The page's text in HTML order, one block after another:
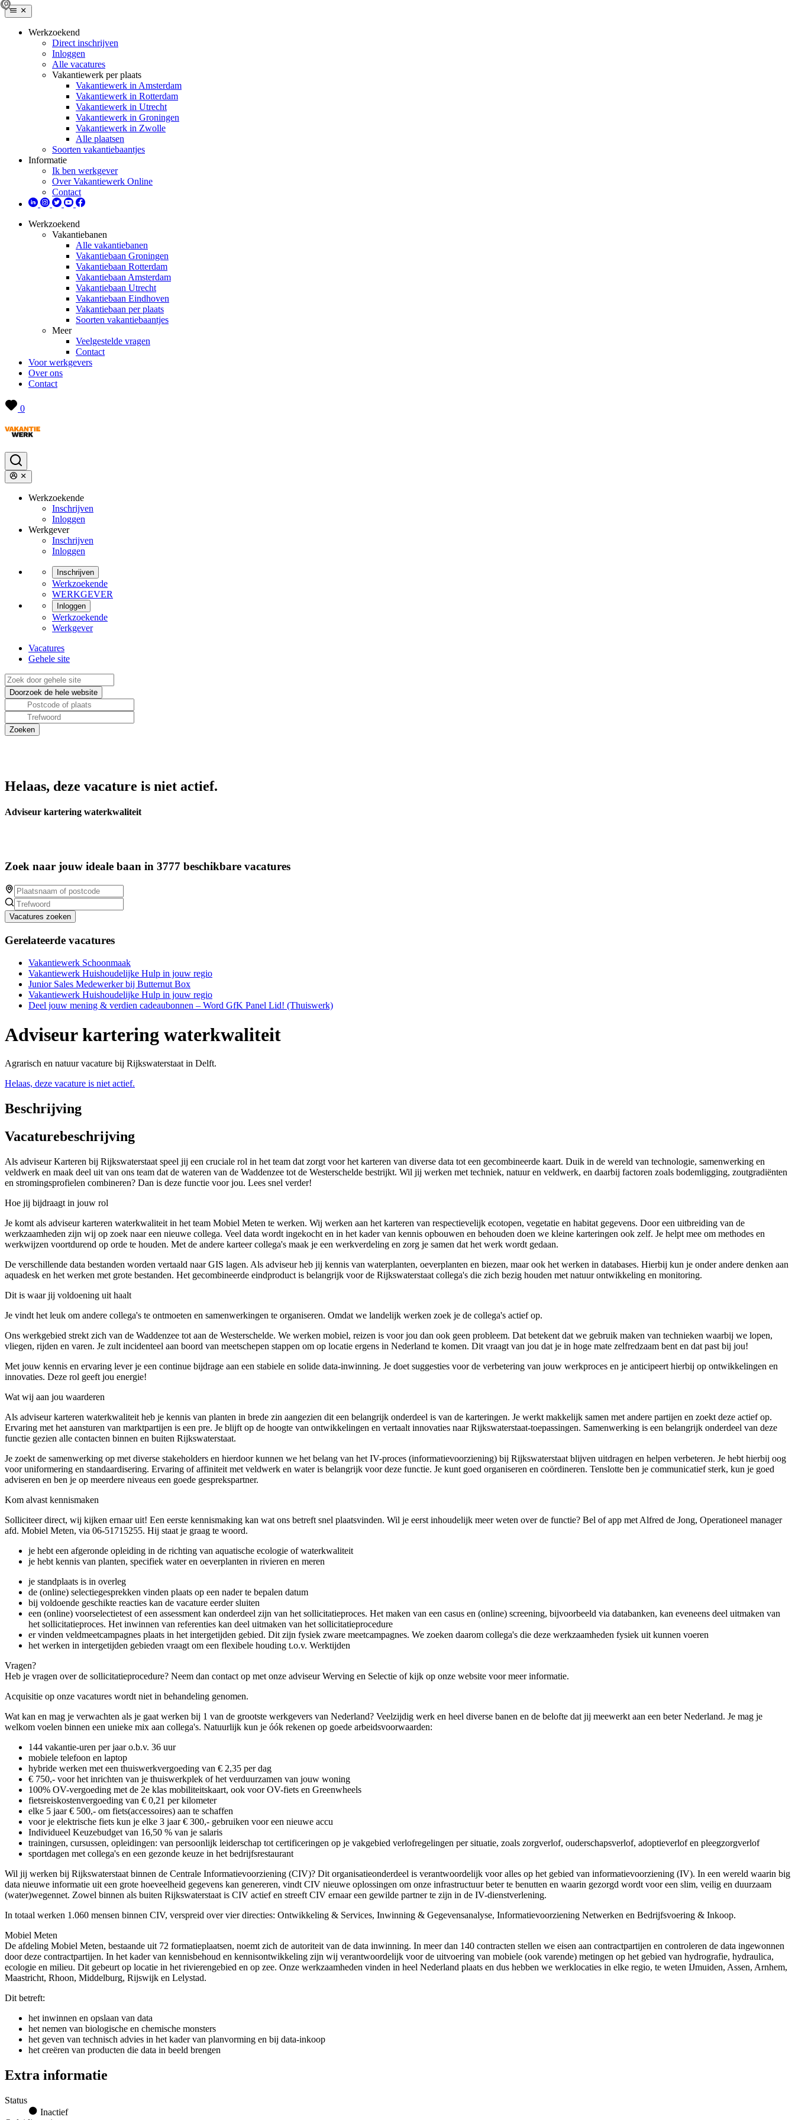
Werkzoekend
Direct inschrijven
Inloggen
Alle vacatures
Vakantiewerk per plaats
Vakantiewerk in Amsterdam
Vakantiewerk in Rotterdam
Vakantiewerk in Utrecht
Vakantiewerk in Groningen
Vakantiewerk in Zwolle
Alle plaatsen
Soorten vakantiebaantjes
Informatie
Ik ben werkgever
Over Vakantiewerk Online
Contact
Werkzoekend
Vakantiebanen
Alle vakantiebanen
Vakantiebaan Groningen
Vakantiebaan Rotterdam
Vakantiebaan Amsterdam
Vakantiebaan Utrecht
Vakantiebaan Eindhoven
Vakantiebaan per plaats
Soorten vakantiebaantjes
Meer
Veelgestelde vragen
Contact
Voor werkgevers
Over ons
Contact
0
Werkzoekende
Inschrijven
Inloggen
Werkgever
Inschrijven
Inloggen
Inschrijven
Werkzoekende
WERKGEVER
Inloggen
Werkzoekende
Werkgever
Vacatures
Gehele site
Helaas, deze vacature is niet actief.
Adviseur kartering waterkwaliteit
Zoek naar jouw ideale baan in 3777 beschikbare vacatures
Vacatures zoeken
Gerelateerde vacatures
Vakantiewerk Schoonmaak
Vakantiewerk Huishoudelijke Hulp in jouw regio
Junior Sales Medewerker bij Butternut Box
Vakantiewerk Huishoudelijke Hulp in jouw regio
Deel jouw mening & verdien cadeaubonnen – Word GfK Panel Lid! (Thuiswerk)
Adviseur kartering waterkwaliteit
Agrarisch en natuur vacature bij Rijkswaterstaat in Delft.
Helaas, deze vacature is niet actief.
Beschrijving
Vacaturebeschrijving
Als adviseur Karteren bij Rijkswaterstaat speel jij een cruciale rol in het team dat zorgt voor het karteren van diverse data tot een gecombineerde kaart. Duik in de wereld van technologie, samenwerking en
veldwerk en maak deel uit van ons team dat de wateren van de Waddenzee tot de Westerschelde bestrijkt. Wil jij werken met techniek, natuur en veldwerk, en daarbij factoren zoals bodemligging, zoutgradiënten
en stromingsprofielen combineren? Dan is deze functie voor jou. Lees snel verder!
Hoe jij bijdraagt in jouw rol
Je komt als adviseur karteren waterkwaliteit in het team Mobiel Meten te werken. Wij werken aan het karteren van respectievelijk ecotopen, vegetatie en habitat gegevens. Door een uitbreiding van de
werkzaamheden zijn wij op zoek naar een nieuwe collega. Veel data wordt ingekocht en in het kader van kennis opbouwen en behouden doen we kleine karteringen ook zelf. Je helpt mee om methodes en
werkwijzen voortdurend op orde te houden. Met de andere karteer collega's maak je een werkverdeling en zorg je samen dat het werk wordt gedaan.
De verschillende data bestanden worden vertaald naar GIS lagen. Als adviseur heb jij kennis van waterplanten, oeverplanten en biezen, maar ook het werken in databases. Hierbij kun je onder andere denken aan
aquadesk en het werken met grote bestanden. Het gecombineerde eindproduct is belangrijk voor de Rijkswaterstaat collega's die zich bezig houden met natuur ontwikkeling en monitoring.
Dit is waar jij voldoening uit haalt
Je vindt het leuk om andere collega's te ontmoeten en samenwerkingen te organiseren. Omdat we landelijk werken zoek je de collega's actief op.
Ons werkgebied strekt zich van de Waddenzee tot aan de Westerschelde. We werken mobiel, reizen is voor jou dan ook geen probleem. Dat betekent dat we gebruik maken van technieken waarbij we lopen,
vliegen, rijden en varen. Je zult incidenteel aan boord van meetschepen stappen om op locatie ergens in Nederland te komen. Dit vraagt van jou dat je in hoge mate zelfredzaam bent en dat past bij jou!
Met jouw kennis en ervaring lever je een continue bijdrage aan een stabiele en solide data-inwinning. Je doet suggesties voor de verbetering van jouw werkproces en je anticipeert hierbij op ontwikkelingen en
innovaties. Deze rol geeft jou energie!
Wat wij aan jou waarderen
Als adviseur karteren waterkwaliteit heb je kennis van planten in brede zin aangezien dit een belangrijk onderdeel is van de karteringen. Je werkt makkelijk samen met andere partijen en zoekt deze actief op.
Ervaring met het aansturen van marktpartijen is een pre. Je blijft op de hoogte van ontwikkelingen en vertaalt innovaties naar Rijkswaterstaat-toepassingen. Samenwerking is een belangrijk onderdeel van deze
functie gezien alle contacten binnen en buiten Rijkswaterstaat.
Je zoekt de samenwerking op met diverse stakeholders en hierdoor kunnen we het belang van het IV-proces (informatievoorziening) bij Rijkswaterstaat blijven uitdragen en helpen verbeteren. Je hebt hierbij oog
voor uniformering en standaardisering. Ervaring of affiniteit met veldwerk en water is belangrijk voor deze functie. Je kunt goed organiseren en coördineren. Tenslotte ben je communicatief sterk, kun je goed
adviseren en ben je op meerdere niveaus een goede gesprekspartner.
Kom alvast kennismaken
Solliciteer direct, wij kijken ernaar uit! Een eerste kennismaking kan wat ons betreft snel plaatsvinden. Wil je eerst inhoudelijk meer weten over de functie? Bel of app met Alfred de Jong, Operationeel manager
afd. Mobiel Meten, via 06-51715255. Hij staat je graag te woord.
je hebt een afgeronde opleiding in de richting van aquatische ecologie of waterkwaliteit
je hebt kennis van planten, specifiek water en oeverplanten in rivieren en meren
je standplaats is in overleg
de (online) selectiegesprekken vinden plaats op een nader te bepalen datum
bij voldoende geschikte reacties kan de vacature eerder sluiten
een (online) voorselectietest of een assessment kan onderdeel zijn van het sollicitatieproces. Het maken van een casus en (online) screening, bijvoorbeeld via databanken, kan eveneens deel uitmaken van
het sollicitatieproces. Het inwinnen van referenties kan deel uitmaken van het sollicitatieprocedure
er vinden veldmeetcampagnes plaats in het intergetijden gebied. Dit zijn fysiek zware meetcampagnes. We zoeken daarom collega's die deze werkzaamheden fysiek uit kunnen voeren
het werken in intergetijden gebieden vraagt om een flexibele houding t.o.v. Werktijden
Vragen?
Heb je vragen over de sollicitatieprocedure? Neem dan contact op met onze adviseur Werving en Selectie of kijk op onze website voor meer informatie.
Acquisitie op onze vacatures wordt niet in behandeling genomen.
Wat kan en mag je verwachten als je gaat werken bij 1 van de grootste werkgevers van Nederland? Veelzijdig werk en heel diverse banen en de belofte dat jij meewerkt aan een beter Nederland. Je mag je
welkom voelen binnen een unieke mix aan collega's. Natuurlijk kun je óók rekenen op goede arbeidsvoorwaarden:
144 vakantie-uren per jaar o.b.v. 36 uur
mobiele telefoon en laptop
hybride werken met een thuiswerkvergoeding van € 2,35 per dag
€ 750,- voor het inrichten van je thuiswerkplek of het verduurzamen van jouw woning
100% OV-vergoeding met de 2e klas mobiliteitskaart, ook voor OV-fiets en Greenwheels
fietsreiskostenvergoeding van € 0,21 per kilometer
elke 5 jaar € 500,- om fiets(accessoires) aan te schaffen
voor je elektrische fiets kun je elke 3 jaar € 300,- gebruiken voor een nieuwe accu
Individueel Keuzebudget van 16,50 % van je salaris
trainingen, cursussen, opleidingen: van persoonlijk leiderschap tot certificeringen op je vakgebied verlofregelingen per situatie, zoals zorgverlof, ouderschapsverlof, adoptieverlof en pleegzorgverlof
sportdagen met collega's en een gezonde keuze in het bedrijfsrestaurant
Wil jij werken bij Rijkswaterstaat binnen de Centrale Informatievoorziening (CIV)? Dit organisatieonderdeel is verantwoordelijk voor alles op het gebied van informatievoorziening (IV). In een wereld waarin big
data nieuwe informatie uit een grote hoeveelheid gegevens kan genereren, vindt CIV nieuwe oplossingen om onze infrastructuur beter te benutten en waarin gezorgd wordt voor een slim, veilig en duurzaam
(water)wegennet. Zowel binnen als buiten Rijkswaterstaat is CIV actief en streeft CIV ernaar een gewilde partner te zijn in de IV-dienstverlening.
In totaal werken 1.060 mensen binnen CIV, verspreid over vier directies: Ontwikkeling & Services, Inwinning & Gegevensanalyse, Informatievoorziening Netwerken en Bedrijfsvoering & Inkoop.
Mobiel Meten
De afdeling Mobiel Meten, bestaande uit 72 formatieplaatsen, noemt zich de autoriteit van de data inwinning. In meer dan 140 contracten stellen we eisen aan contractpartijen en controleren de data ingewonnen
door deze contractpartijen. In het kader van kennisbehoud en kennisontwikkeling zijn wij verantwoordelijk voor de uitvoering van mobiele (ook varende) metingen op het gebied van hydrografie, hydraulica,
ecologie en milieu. Dit gebeurt op locatie in het rivierengebied en op zee. Onze werkzaamheden vinden in heel Nederland plaats en dus hebben we werklocaties in elke regio, te weten IJmuiden, Assen, Arnhem,
Maastricht, Rhoon, Middelburg, Rijswijk en Lelystad.
Dit betreft:
het inwinnen en opslaan van data
het nemen van biologische en chemische monsters
het geven van technisch advies in het kader van planvorming en bij data-inkoop
het creëren van producten die data in beeld brengen
Extra informatie
Status
Inactief